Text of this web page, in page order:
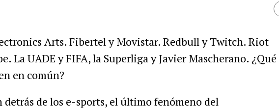
Arts. Fibertely Movistar. RedbullyTwitch. Riot
. LaUADEyFIFA,la Superligay Javier Mascherano. ¿Qué
en común?
detrás de los e-sports, elúltimo fenómeno del